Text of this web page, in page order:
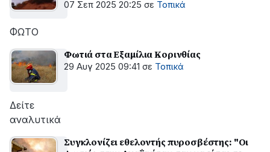
07 Σεπ 2025 20:25 σε Τοπικά
ΦΩΤΟ
Φωτιά στα Εξαμίλια Κορινθίας
29 Αυγ 2025 09:41 σε Τοπικά
Δείτε
αναλυτικά
Συγκλονίζει εθελοντής πυροσβέστης: "Οι